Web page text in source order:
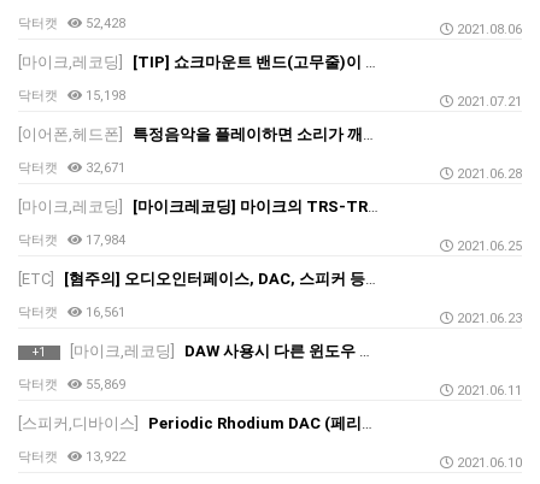
닥터캣 52,428 2021.08.06
[마이크,레코딩] [TIP] 쇼크마운트 밴드(고무줄)이 끊어졌어요!! 어떻게 하나요?
닥터캣 15,198 2021.07.21
[이어폰,헤드폰] 특정음악을 플레이하면 소리가 깨질때? (밸런스, 노이즈, 소리깨짐)
닥터캣 32,671 2021.06.28
[마이크,레코딩] [마이크레코딩] 마이크의 TRS-TRRS 잭은 틀리다!! 핀마이크를 PC나 스마트폰에 연결하면 소리가 안나온다?
닥터캣 17,984 2021.06.25
[ETC] [혐주의] 오디오인터페이스, DAC, 스피커 등에 바퀴벌레가 살아요? 오인페
닥터캣 16,561 2021.06.23
+1 [마이크,레코딩] DAW 사용시 다른 윈도우 사운드를 들을 수 없어요 ㅠ.ㅠ 해결책 (큐베이스, FLSTUDIO, CAKEWALK 등)
닥터캣 55,869 2021.06.11
[스피커,디바이스] Periodic Rhodium DAC (페리오딕 로디움 USB C DAC) / 특이 증상에 대한 사례
닥터캣 13,922 2021.06.10